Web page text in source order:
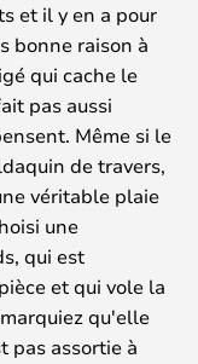
et il y en a pour
bonne raison à
qui cache le
pas aussi
Même si le
de travers,
véritable plaie
une
qui est
et qui vole la
qu'elle
pas assortie à